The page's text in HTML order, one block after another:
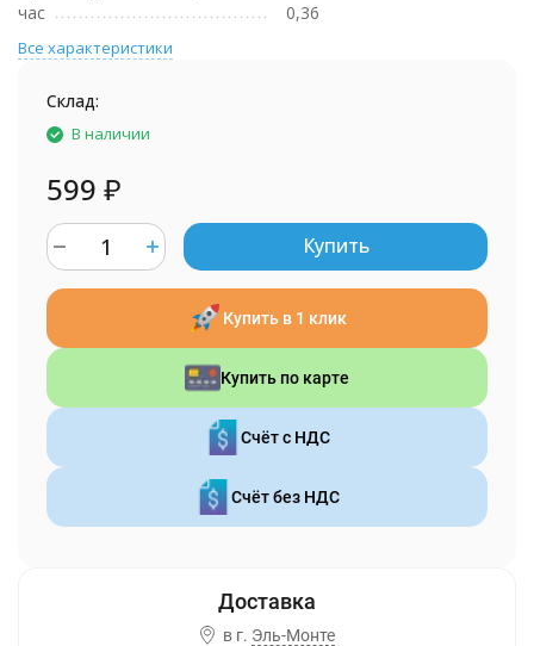
час
0,36
Все характеристики
Склад:
В наличии
599 ₽
Купить
Купить в 1 клик
Купить по карте
Счёт с НДС
Счёт без НДС
в г. Эль-Монте